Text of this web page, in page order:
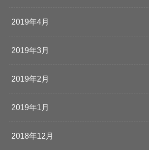
2019年4月
2019年3月
2019年2月
2019年1月
2018年12月